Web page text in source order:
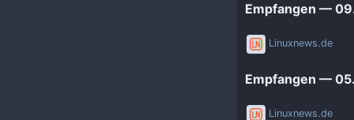
Empfangen —
Linuxnews.de
Empfangen —
Linuxnews.de